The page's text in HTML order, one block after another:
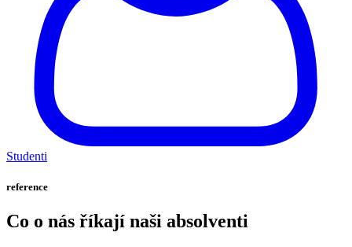
Studenti
reference
Co o nás říkají naši absolventi